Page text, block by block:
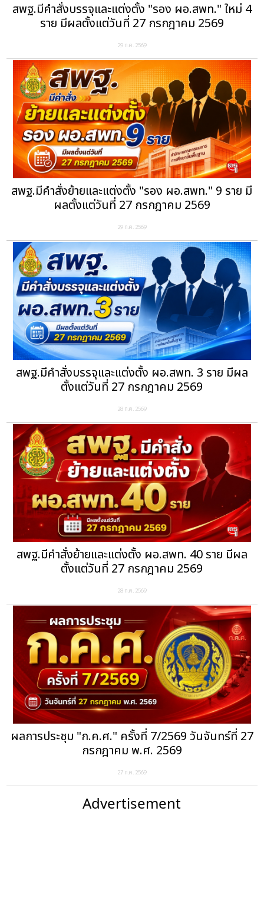
สพฐ.มีคำสั่งบรรจุและแต่งตั้ง "รอง ผอ.สพท." ใหม่ 4
ราย มีผลตั้งแต่วันที่ 27 กรกฎาคม 2569
29 ก.ค. 2569
สพฐ.มีคำสั่งย้ายและแต่งตั้ง "รอง ผอ.สพท." 9 ราย มี
ผลตั้งแต่วันที่ 27 กรกฎาคม 2569
29 ก.ค. 2569
สพฐ.มีคำสั่งบรรจุและแต่งตั้ง ผอ.สพท. 3 ราย มีผล
ตั้งแต่วันที่ 27 กรกฎาคม 2569
28 ก.ค. 2569
สพฐ.มีคำสั่งย้ายและแต่งตั้ง ผอ.สพท. 40 ราย มีผล
ตั้งแต่วันที่ 27 กรกฎาคม 2569
28 ก.ค. 2569
ผลการประชุม "ก.ค.ศ." ครั้งที่ 7/2569 วันจันทร์ที่ 27
กรกฎาคม พ.ศ. 2569
27 ก.ค. 2569
Advertisement